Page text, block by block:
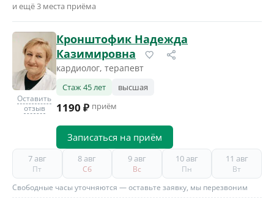
и ещё 3 места приёма
Оставить
отзыв
Кронштофик Надежда
Казимировна
кардиолог, терапевт
Стаж 45 лет высшая
1190 ₽ приём
Записаться на приём
7 авг
Пт
8 авг
Сб
9 авг
Вс
10 авг
Пн
11 авг
Вт
Свободные часы уточняются — оставьте заявку, мы перезвоним